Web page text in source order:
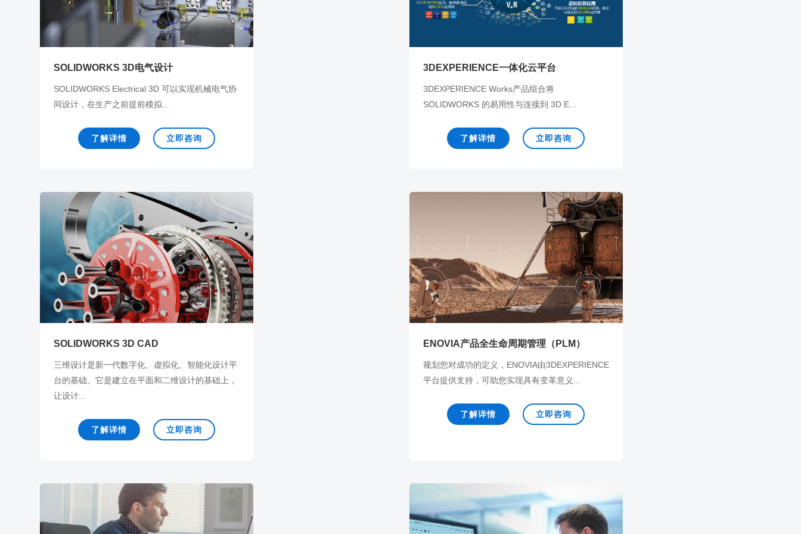
SOLIDWORKS 3D电气设计
SOLIDWORKS Electrical 3D 可以实现机械电气协
同设计，在生产之前提前模拟...
了解详情 立即咨询
3DEXPERIENCE一体化云平台
3DEXPERIENCE Works产品组合将
SOLIDWORKS 的易用性与连接到 3D E...
了解详情 立即咨询
SOLIDWORKS 3D CAD
三维设计是新一代数字化、虚拟化、智能化设计平
台的基础。它是建立在平面和二维设计的基础上，
让设计...
了解详情 立即咨询
ENOVIA产品全生命周期管理（PLM）
规划您对成功的定义，ENOVIA由3DEXPERIENCE
平台提供支持，可助您实现具有变革意义...
了解详情 立即咨询